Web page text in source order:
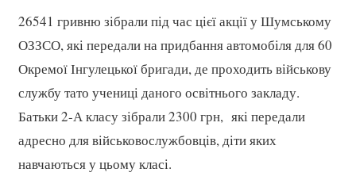
26541 гривню зібрали під час цієї акції у Шумському
ОЗЗСО, які передали на придбання автомобіля для 60
Окремої Інгулецької бригади, де проходить військову
службу тато учениці даного освітнього закладу.
Батьки 2-А класу зібрали 2300 грн, які передали
адресно для військовослужбовців, діти яких
навчаються у цьому класі.